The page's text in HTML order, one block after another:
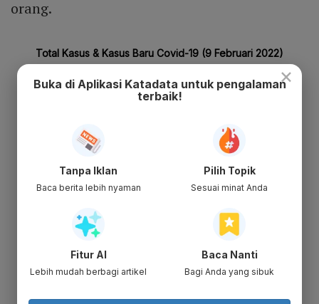
orang.
×
Buka di Aplikasi Katadata untuk pengalaman
terbaik!
Tanpa Iklan
Baca berita lebih nyaman
Pilih Topik
Sesuai minat Anda
Fitur AI
Lebih mudah berbagi artikel
Baca Nanti
Bagi Anda yang sibuk